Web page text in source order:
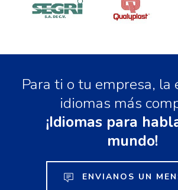
Para ti o tu empresa, la
idiomas más
¡Idiomas para
mundo!
ENVIANOS UN